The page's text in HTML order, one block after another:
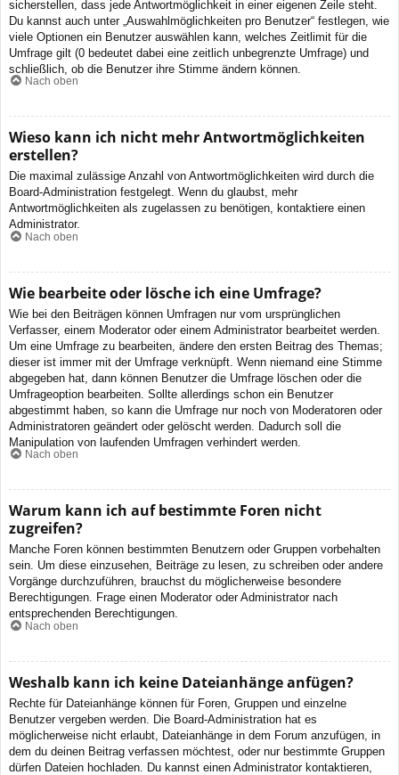
sicherstellen, dass jede Antwortmöglichkeit in einer eigenen Zeile steht.
Du kannst auch unter „Auswahlmöglichkeiten pro Benutzer“ festlegen, wie
viele Optionen ein Benutzer auswählen kann, welches Zeitlimit für die
Umfrage gilt (0 bedeutet dabei eine zeitlich unbegrenzte Umfrage) und
schließlich, ob die Benutzer ihre Stimme ändern können.
Nach oben
Wieso kann ich nicht mehr Antwortmöglichkeiten
erstellen?
Die maximal zulässige Anzahl von Antwortmöglichkeiten wird durch die
Board-Administration festgelegt. Wenn du glaubst, mehr
Antwortmöglichkeiten als zugelassen zu benötigen, kontaktiere einen
Administrator.
Nach oben
Wie bearbeite oder lösche ich eine Umfrage?
Wie bei den Beiträgen können Umfragen nur vom ursprünglichen
Verfasser, einem Moderator oder einem Administrator bearbeitet werden.
Um eine Umfrage zu bearbeiten, ändere den ersten Beitrag des Themas;
dieser ist immer mit der Umfrage verknüpft. Wenn niemand eine Stimme
abgegeben hat, dann können Benutzer die Umfrage löschen oder die
Umfrageoption bearbeiten. Sollte allerdings schon ein Benutzer
abgestimmt haben, so kann die Umfrage nur noch von Moderatoren oder
Administratoren geändert oder gelöscht werden. Dadurch soll die
Manipulation von laufenden Umfragen verhindert werden.
Nach oben
Warum kann ich auf bestimmte Foren nicht
zugreifen?
Manche Foren können bestimmten Benutzern oder Gruppen vorbehalten
sein. Um diese einzusehen, Beiträge zu lesen, zu schreiben oder andere
Vorgänge durchzuführen, brauchst du möglicherweise besondere
Berechtigungen. Frage einen Moderator oder Administrator nach
entsprechenden Berechtigungen.
Nach oben
Weshalb kann ich keine Dateianhänge anfügen?
Rechte für Dateianhänge können für Foren, Gruppen und einzelne
Benutzer vergeben werden. Die Board-Administration hat es
möglicherweise nicht erlaubt, Dateianhänge in dem Forum anzufügen, in
dem du deinen Beitrag verfassen möchtest, oder nur bestimmte Gruppen
dürfen Dateien hochladen. Du kannst einen Administrator kontaktieren,